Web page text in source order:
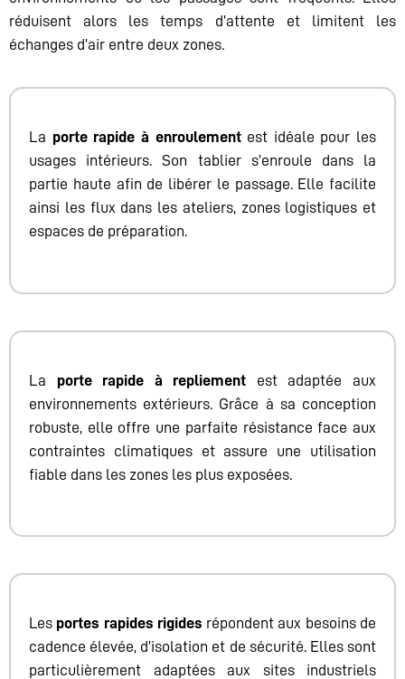
réduisent alors les temps d’attente et limitent les
échanges d’air entre deux zones.
La porte rapide à enroulement est idéale pour les
usages intérieurs. Son tablier s’enroule dans la
partie haute afin de libérer le passage. Elle facilite
ainsi les flux dans les ateliers, zones logistiques et
espaces de préparation.
La porte rapide à repliement est adaptée aux
environnements extérieurs. Grâce à sa conception
robuste, elle offre une parfaite résistance face aux
contraintes climatiques et assure une utilisation
fiable dans les zones les plus exposées.
Les portes rapides rigides répondent aux besoins de
cadence élevée, d’isolation et de sécurité. Elles sont
particulièrement adaptées aux sites industriels